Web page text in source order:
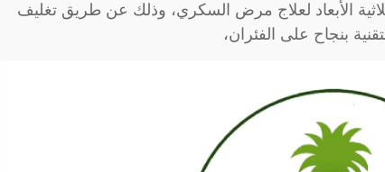
الأبعاد لعلاج مرض السكري، وذلك عن طريق تغليف
بنجاح على الفئران،